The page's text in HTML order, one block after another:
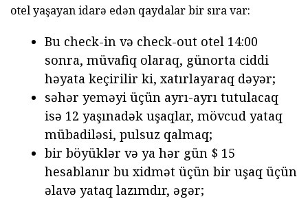
otel yaşayan idarə edən qaydalar bir sıra var:
Bu check-in və check-out otel 14:00
sonra, müvafiq olaraq, günorta ciddi
həyata keçirilir ki, xatırlayaraq dəyər;
səhər yeməyi üçün ayrı-ayrı tutulacaq
isə 12 yaşınadək uşaqlar, mövcud yataq
mübadiləsi, pulsuz qalmaq;
bir böyüklər və ya hər gün $ 15
hesablanır bu xidmət üçün bir uşaq üçün
əlavə yataq lazımdır, əgər;